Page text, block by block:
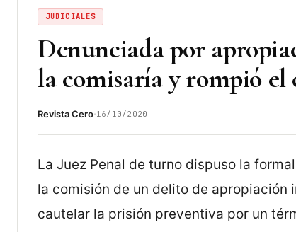
JUDICIALES
Denunciada por
la comisaría y rompió el
Revista Cero·16/10/2020
La Juez Penal de turno dispuso la
la comisión de un delito de
cautelar la prisión preventiva por un